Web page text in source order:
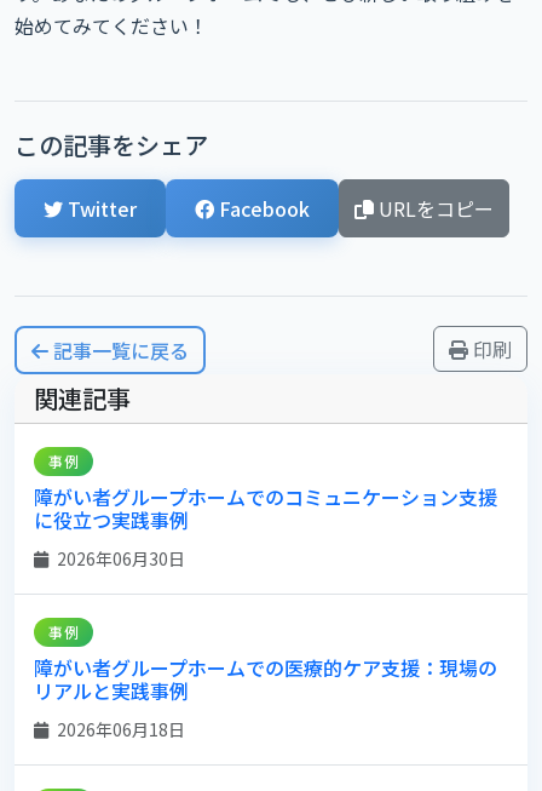
始めてみてください！
この記事をシェア
Twitter Facebook URLをコピー
記事一覧に戻る 印刷
関連記事
事例
障がい者グループホームでのコミュニケーション支援
に役立つ実践事例
2026年06月30日
事例
障がい者グループホームでの医療的ケア支援：現場の
リアルと実践事例
2026年06月18日